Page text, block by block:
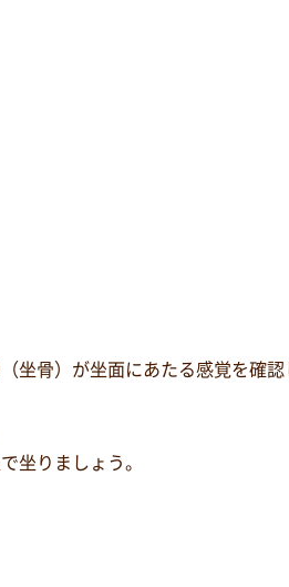
坐骨）が坐面にあたる感覚を確
坐りましょう。